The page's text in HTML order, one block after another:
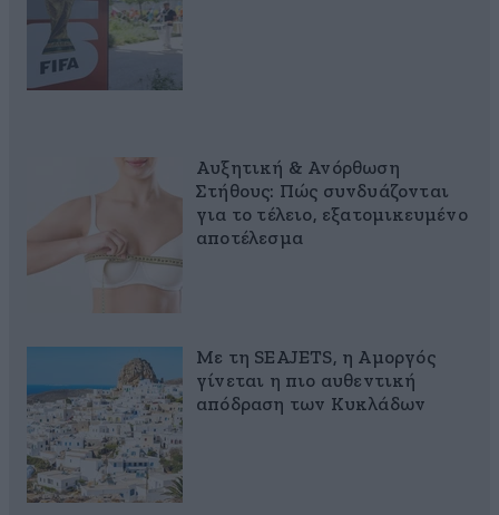
Αυξητική & Ανόρθωση
Στήθους: Πώς συνδυάζονται
για το τέλειο, εξατομικευμένο
αποτέλεσμα
Με τη SEAJETS, η Αμοργός
γίνεται η πιο αυθεντική
απόδραση των Κυκλάδων